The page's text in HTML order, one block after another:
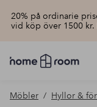
20% på ordinarie
vid köp över 1500 kr.
Homeroom
–
hemmet
Möbler Hyllor &